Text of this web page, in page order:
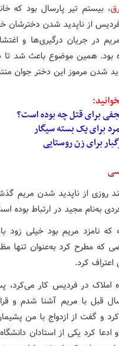
از ناپدید شدن دخترشان
بود. همین موضوع باعث شد
شدن مرموز این دختر جوان
برای قتل چه بوده است؟
برای یک بسته سیگار
برای زن روستایی
روزی از ناپدید شدن مریم
به‌نام مجید در ارتباط بوده
۲۹ ساله که نامزد مریم بود
که مطرح کرد به‌عنوان تنها
اعتراف کرد.
املاک در فردیس کار می‌کرد،
با مریم آشنا شدم و قرار
و گفت از ازدواج با من
کرد یکی از استادان